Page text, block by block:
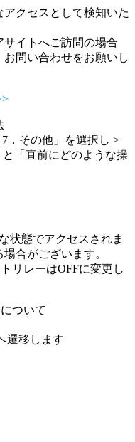
クセスとして検知いた
イトへご訪問の場合
問い合わせをお願いし
．その他」を選択し >
「直前にどのような操
状態でアクセスされま
合がございます。
リレーはOFFに変更し
ついて
遷移します